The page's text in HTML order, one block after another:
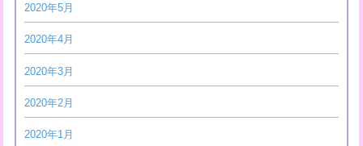
2020年5月
2020年4月
2020年3月
2020年2月
2020年1月